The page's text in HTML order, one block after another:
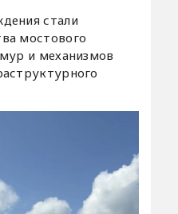
стали
мостового
и механизмов